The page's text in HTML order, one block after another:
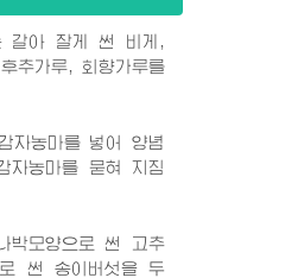
갈아 잘게 썬 비게,
추가루, 회향가루를
자농마를 넣어 양념
자농마를 묻혀 지짐
박모양으로 썬 고추
썬 송이버섯을 두